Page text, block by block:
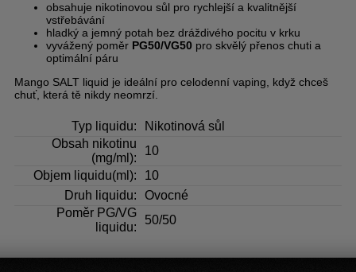
obsahuje nikotinovou sůl pro rychlejší a kvalitnější
vstřebávání
hladký a jemný potah bez dráždivého pocitu v krku
vyvážený poměr PG50/VG50 pro skvělý přenos chuti a
optimální páru
Mango SALT liquid je ideální pro celodenní vaping, když chceš
chuť, která tě nikdy neomrzí.
Typ liquidu:
Nikotinová sůl
Obsah nikotinu
(mg/ml):
10
Objem liquidu(ml):
10
Druh liquidu:
Ovocné
Poměr PG/VG
liquidu:
50/50